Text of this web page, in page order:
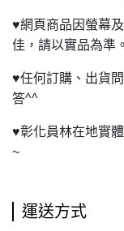
♥網頁商品因螢幕
佳，請以實品為準。
♥任何訂購、出貨
答^^
♥彰化員林在地實
~
運送方式